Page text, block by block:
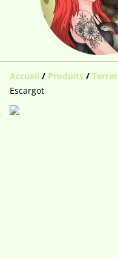
Accueil / Produits /
Escargot